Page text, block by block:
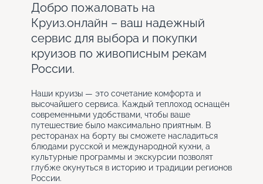
Добро пожаловать на
Круиз.онлайн – ваш надежный
сервис для выбора и покупки
круизов по живописным рекам
России.
Наши круизы — это сочетание комфорта и
высочайшего сервиса. Каждый теплоход оснащён
современными удобствами, чтобы ваше
путешествие было максимально приятным. В
ресторанах на борту вы сможете насладиться
блюдами русской и международной кухни, а
культурные программы и экскурсии позволят
глубже окунуться в историю и традиции регионов
России.